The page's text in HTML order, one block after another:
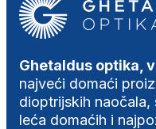
Ghetaldus optika,
najveći domaći
dioptrijskih
leća domaćih i